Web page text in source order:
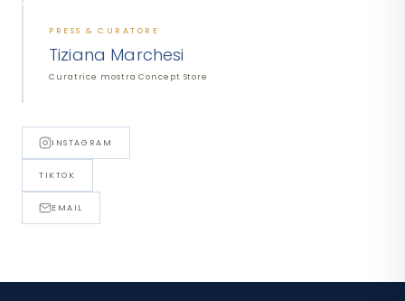
NOTE (FACOLTATIVO)
EMAIL — CONTACT@ULAKASHA.COM
PRESS & CURATORE
Tiziana Marchesi
Curatrice mostra Concept Store
INSTAGRAM
TIKTOK
EMAIL